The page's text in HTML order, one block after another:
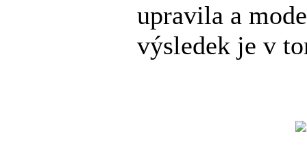
upravila a
výsledek je v